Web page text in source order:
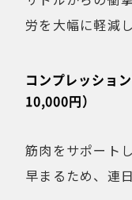
労を大幅に軽減し
コンプレッショ
10,000円）
筋肉をサポート
早まるため、連